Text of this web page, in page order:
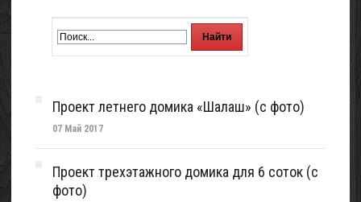
Проект летнего домика «Шалаш» (с фото)
07 Май 2017
Проект трехэтажного домика для 6 соток (с
фото)